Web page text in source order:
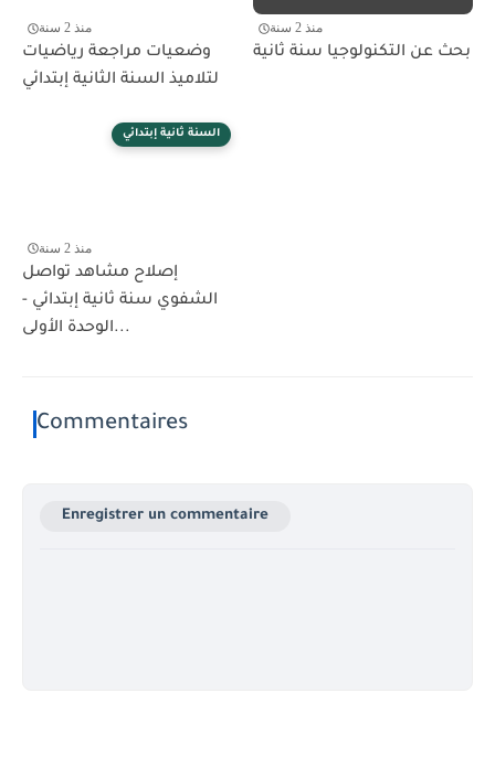
منذ 2 سنة
وضعيات مراجعة رياضيات
لتلاميذ السنة الثانية إبتدائي
منذ 2 سنة
بحث عن التكنولوجيا سنة ثانية
السنة ثانية إبتدائي
منذ 2 سنة
إصلاح مشاهد تواصل
الشفوي سنة ثانية إبتدائي -
الوحدة الأولى...
Commentaires
Enregistrer un commentaire